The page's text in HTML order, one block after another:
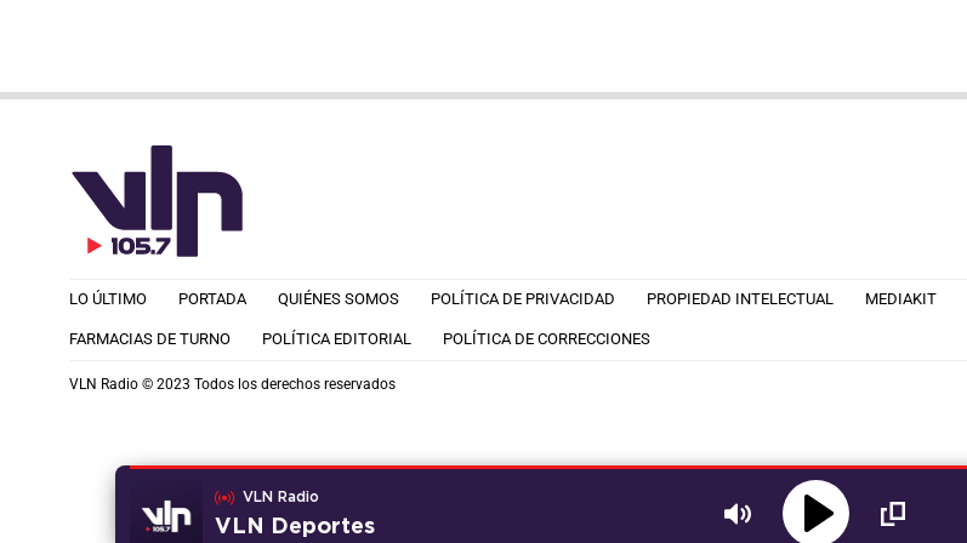
VLN Radio
VLN Deportes
LO ÚLTIMO PORTADA QUIÉNES SOMOS POLÍTICA DE PRIVACIDAD PROPIEDAD INTELECTUAL MEDIAKIT
FARMACIAS DE TURNO POLÍTICA EDITORIAL POLÍTICA DE CORRECCIONES
VLN Radio © 2023 Todos los derechos reservados